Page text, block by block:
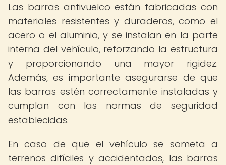
Las barras antivuelco están fabricadas con
materiales resistentes y duraderos, como el
acero o el aluminio, y se instalan en la parte
interna del vehículo, reforzando la estructura
y proporcionando una mayor rigidez.
Además, es importante asegurarse de que
las barras estén correctamente instaladas y
cumplan con las normas de seguridad
establecidas.
En caso de que el vehículo se someta a
terrenos difíciles y accidentados, las barras